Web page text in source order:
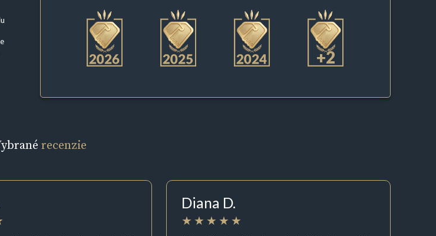
+2
recenzie
Diana D.